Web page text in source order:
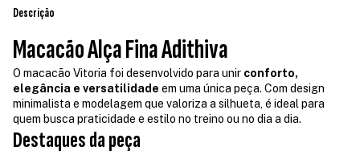
Descrição
Macacão Alça Fina Adithiva
O macacão Vitoria foi desenvolvido para unir conforto,
elegância e versatilidade em uma única peça. Com design
minimalista e modelagem que valoriza a silhueta, é ideal para
quem busca praticidade e estilo no treino ou no dia a dia.
Destaques da peça